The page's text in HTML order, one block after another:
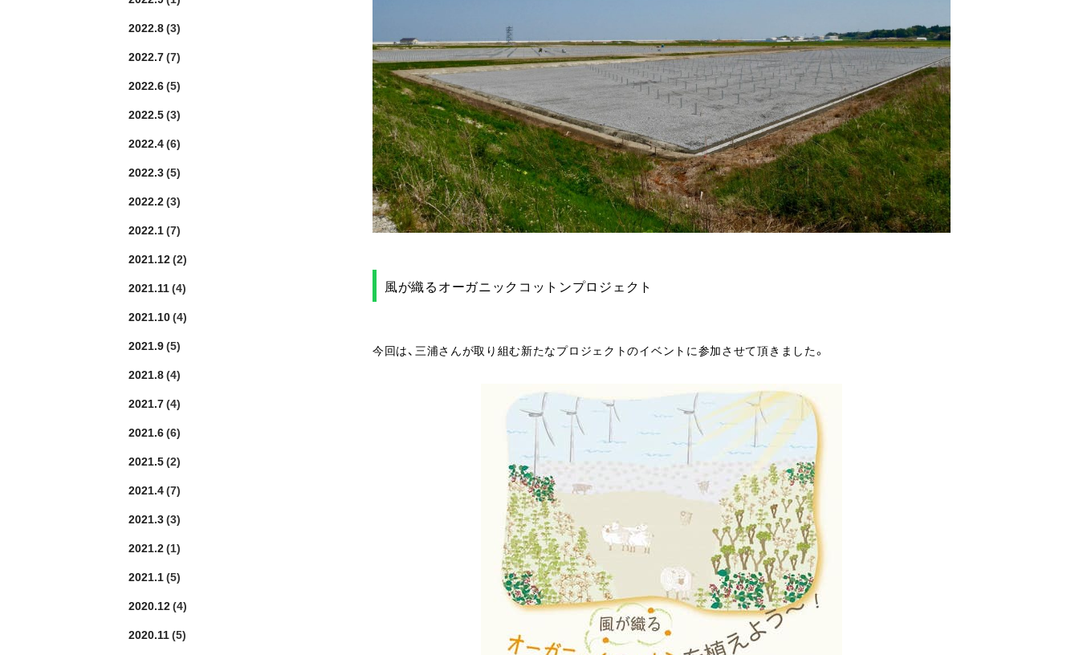
風が織るオーガニックコットンプロジェクト
今回は、三浦さんが取り組む新たなプロジェクトのイベントに参加させて頂きました。
2022.8(3)
2022.7(7)
2022.6(5)
2022.5(3)
2022.4(6)
2022.3(5)
2022.2(3)
2022.1(7)
2021.12(2)
2021.11(4)
2021.10(4)
2021.9(5)
2021.8(4)
2021.7(4)
2021.6(6)
2021.5(2)
2021.4(7)
2021.3(3)
2021.2(1)
2021.1(5)
2020.12(4)
2020.11(5)